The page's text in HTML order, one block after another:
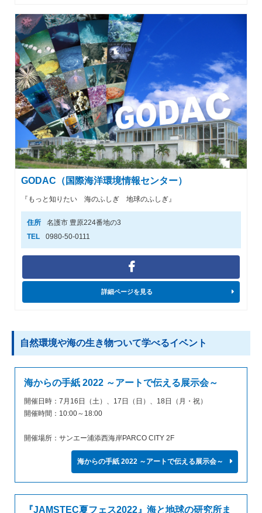
GODAC（国際海洋環境情報センター）
『もっと知りたい 海のふしぎ 地球のふしぎ』
住所
名護市 豊原224番地の3
TEL
0980-50-0111
詳細ページを見る
自然環境や海の生き物ついて学べるイベント
海からの手紙 2022 ～アートで伝える展示会～
開催日時：7月16日（土）、17日（日）、18日（月・祝）
開催時間：10:00～18:00
開催場所：サンエー浦添西海岸PARCO CITY 2F
海からの手紙 2022 ～アートで伝える展示会～
『JAMSTEC夏フェス2022』海と地球の研究所ま